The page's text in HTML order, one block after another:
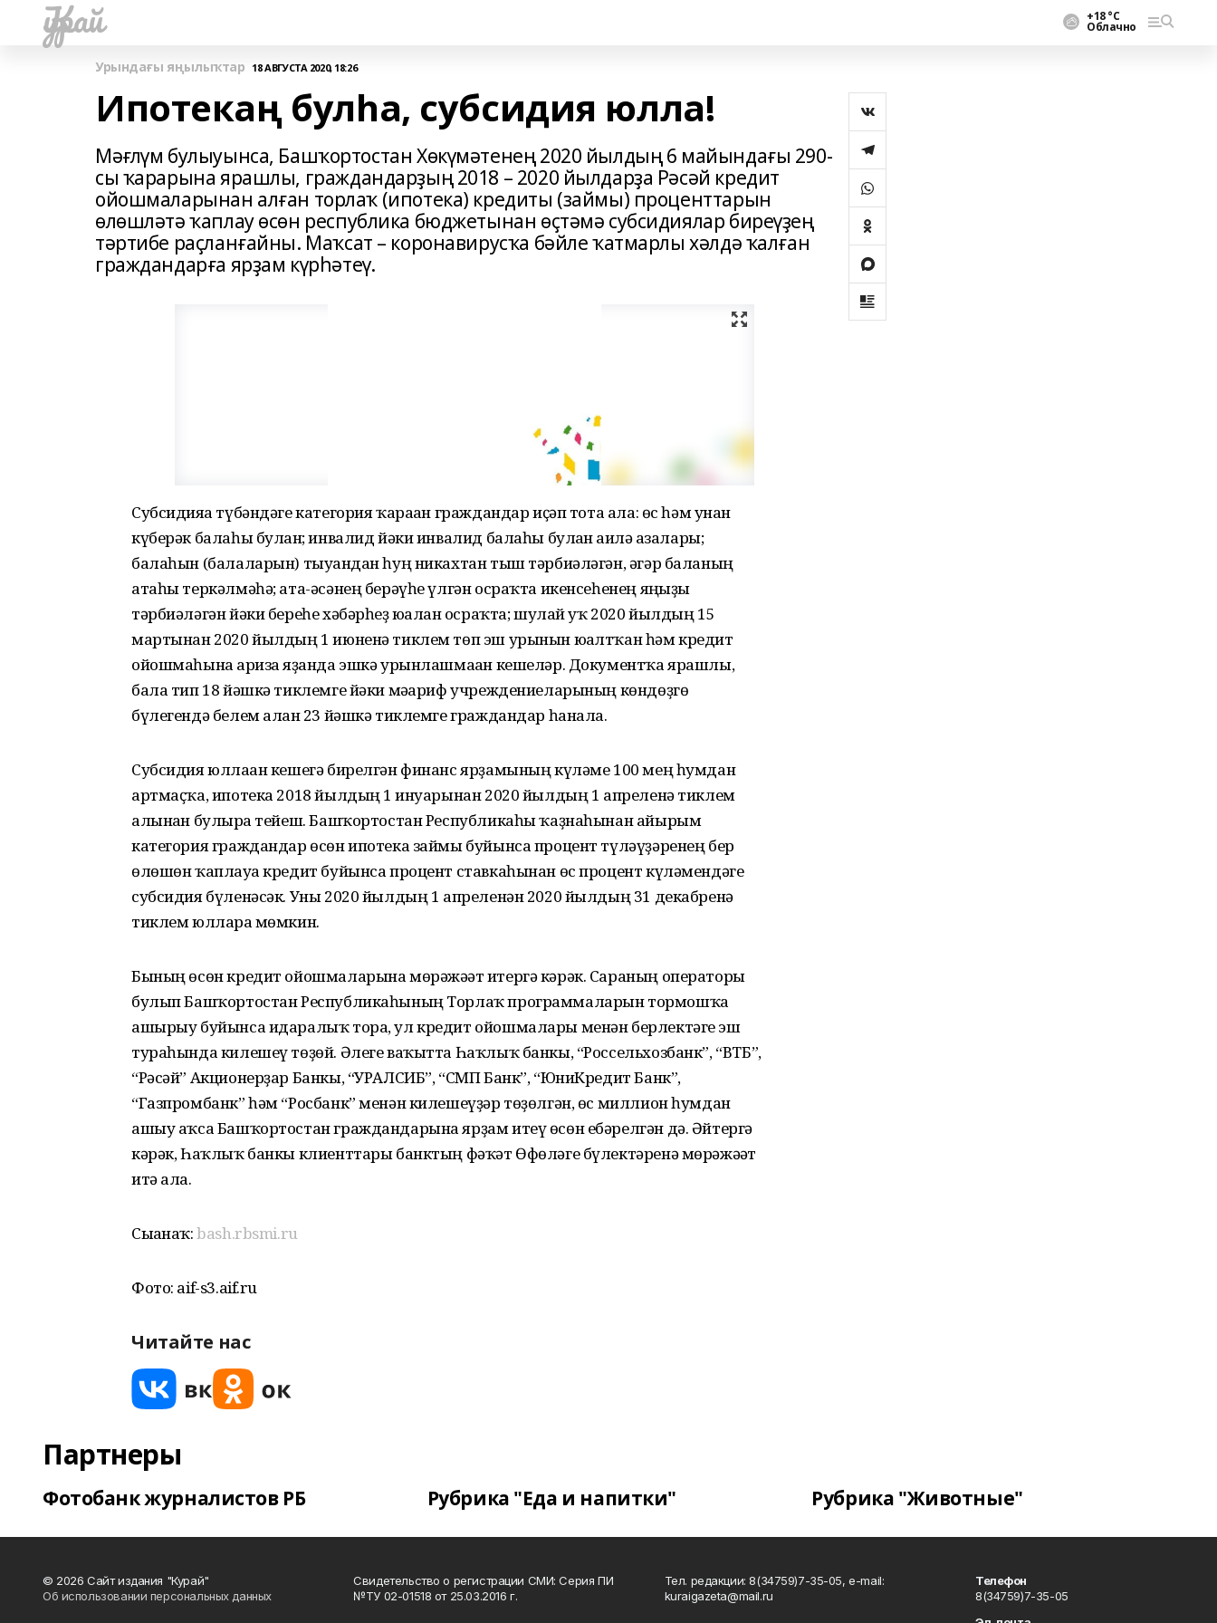
Ҡурай +18 °С
Облачно
Урындағы яңылыҡтар 18 АВГУСТА 2020, 18:26
Ипотекаң булһа, субсидия юлла!
Мәғлүм булыуынса, Башҡортостан Хөкүмәтенең 2020 йылдың 6 майындағы 290-
сы ҡарарына ярашлы, граждандарҙың 2018 – 2020 йылдарҙа Рәсәй кредит
ойошмаларынан алған торлаҡ (ипотека) кредиты (займы) проценттарын
өлөшләтә ҡаплау өсөн республика бюджетынан өҫтәмә субсидиялар биреүҙең
тәртибе раҫланғайны. Маҡсат – коронавирусҡа бәйле ҡатмарлы хәлдә ҡалған
граждандарға ярҙам күрһәтеү.
Субсидияға түбәндәге категория ҡараған граждандар иҫәп тота ала: өс һәм унан
күберәк балаһы булған; инвалид йәки инвалид балаһы булған ғаилә ағзалары;
балаһын (балаларын) тыуғандан һуң никахтан тыш тәрбиәләгән, әгәр баланың
атаһы теркәлмәһә; ата-әсәнең берәүһе үлгән осраҡта икенсеһенең яңғыҙы
тәрбиәләгән йәки береһе хәбәрһеҙ юғалған осраҡта; шулай уҡ 2020 йылдың 15
мартынан 2020 йылдың 1 июненә тиклем төп эш урынын юғалтҡан һәм кредит
ойошмаһына ғариза яҙғанда эшкә урынлашмаған кешеләр. Документҡа ярашлы,
бала тип 18 йәшкә тиклемге йәки мәғариф учреждениеларының көндөҙгө
бүлегендә белем алған 23 йәшкә тиклемге граждандар һанала.
Субсидия юллаған кешегә бирелгән финанс ярҙамының күләме 100 мең һумдан
артмаҫҡа, ипотека 2018 йылдың 1 ғинуарынан 2020 йылдың 1 апреленә тиклем
алынған булырға тейеш. Башҡортостан Республикаһы ҡаҙнаһынан айырым
категория граждандар өсөн ипотека займы буйынса процент түләүҙәренең бер
өлөшөн ҡаплауға кредит буйынса процент ставкаһынан өс процент күләмендәге
субсидия бүленәсәк. Уны 2020 йылдың 1 апреленән 2020 йылдың 31 декабренә
тиклем юлларға мөмкин.
Бының өсөн кредит ойошмаларына мөрәжәғәт итергә кәрәк. Сараның операторы
булып Башҡортостан Республикаһының Торлаҡ программаларын тормошҡа
ашырыу буйынса идаралыҡ тора, ул кредит ойошмалары менән берлектәге эш
тураһында килешеү төҙөй. Әлеге ваҡытта Һаҡлыҡ банкы, “Россельхозбанк”, “ВТБ”,
“Рәсәй” Акционерҙар Банкы, “УРАЛСИБ”, “СМП Банк”, “ЮниКредит Банк”,
“Газпромбанк” һәм “Росбанк” менән килешеүҙәр төҙөлгән, өс миллион һумдан
ашыу аҡса Башҡортостан граждандарына ярҙам итеү өсөн ебәрелгән дә. Әйтергә
кәрәк, Һаҡлыҡ банкы клиенттары банктың фәҡәт Өфөләге бүлектәренә мөрәжәғәт
итә ала.
Сығанаҡ:bash.rbsmi.ru
Фото: aif-s3.aif.ru
Читайте нас
Партнеры
Фотобанк журналистов РБ Рубрика "Еда и напитки" Рубрика "Животные"
© 2026 Сайт издания "Курай"
Об использовании персональных данных
Свидетельство о регистрации СМИ: Серия ПИ
№ТУ 02-01518 от 25.03.2016 г.
Тел. редакции: 8(34759)7-35-05, e-mail:
kuraigazeta@mail.ru
Телефон
8(34759)7-35-05